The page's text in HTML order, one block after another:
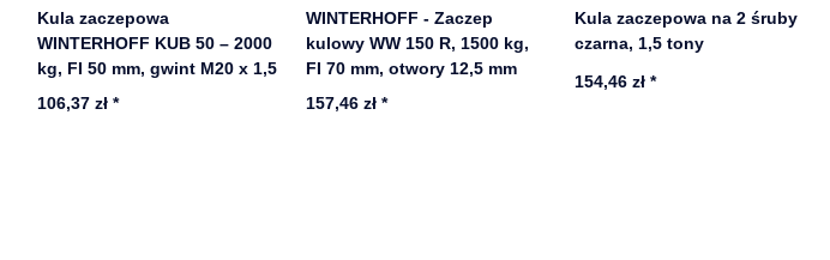
Kula zaczepowa
WINTERHOFF KUB 50 – 2000
kg, FI 50 mm, gwint M20 x 1,5
106,37 zł*
WINTERHOFF - Zaczep
kulowy WW 150 R, 1500 kg,
FI 70 mm, otwory 12,5 mm
157,46 zł*
Kula zaczepowa na 2 śruby
czarna, 1,5 tony
154,46 zł*